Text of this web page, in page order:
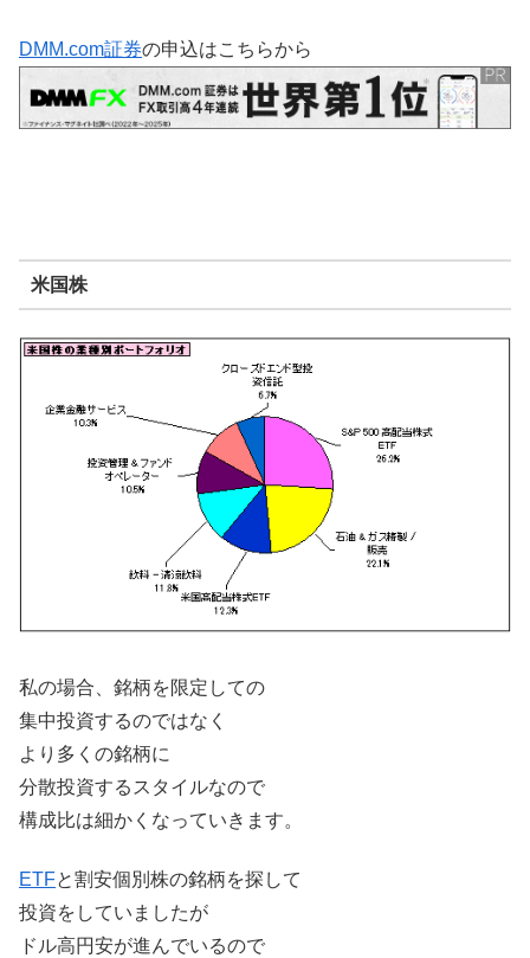
DMM.com証券の申込はこちらから
米国株
私の場合、銘柄を限定しての
集中投資するのではなく
より多くの銘柄に
分散投資するスタイルなので
構成比は細かくなっていきます。
ETFと割安個別株の銘柄を探して
投資をしていましたが
ドル高円安が進んでいるので